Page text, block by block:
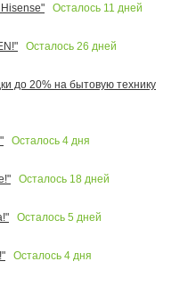
Осталось 11 дней
Осталось 26 дней
до 20% на бытовую технику
Осталось 4 дня
Осталось 18 дней
Осталось 5 дней
Осталось 4 дня